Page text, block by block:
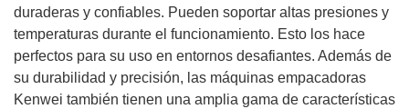
duraderas y confiables. Pueden soportar altas presiones y
temperaturas durante el funcionamiento. Esto los hace
perfectos para su uso en entornos desafiantes. Además de
su durabilidad y precisión, las máquinas empacadoras
Kenwei también tienen una amplia gama de características